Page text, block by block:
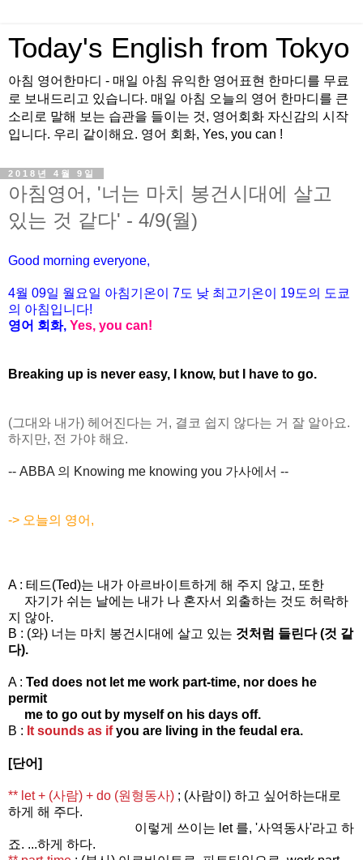
Today's English from Tokyo
아침 영어한마디 - 매일 아침 유익한 영어표현 한마디를 무료
로 보내드리고 있습니다. 매일 아침 오늘의 영어 한마디를 큰
소리로 말해 보는 습관을 들이는 것, 영어회화 자신감의 시작
입니다. 우리 같이해요. 영어 회화, Yes, you can !
2018년 4월 9일
아침영어, '너는 마치 봉건시대에 살고
있는 것 같다' - 4/9(월)
Good morning everyone,
4월 09일 월 요일 아침기온이 7도 낮 최고기온이 19도의 도쿄
의 아침입니다!
영어 회화, Yes, you can!
Breaking up is never easy, I know, but I have to go.
(그대와 내가) 헤어진다는 거, 결코 쉽지 않다는 거 잘 알아요.
하지만, 전 가야 해요.
-- ABBA 의 Knowing me knowing you 가사에서 --
-> 오늘의 영어,
A : 테드(Ted)는 내가 아르바이트하게 해 주지 않고, 또한
자기가 쉬는 날에는 내가 나 혼자서 외출하는 것도 허락하
지 않아.
B : (와) 너는 마치 봉건시대에 살고 있는 것처럼 들린다 (것 같
다).
A : Ted does not let me work part-time, nor does he
permit
me to go out by myself on his days off.
B : It sounds as ifyou are living in the feudal era.
[단어]
** let + (사람) + do (원형동사) ; (사람이) 하고 싶어하는대로
하게 해 주다.
이렇게 쓰이는 let 를, '사역동사'라고 하
죠. ...하게 하다.